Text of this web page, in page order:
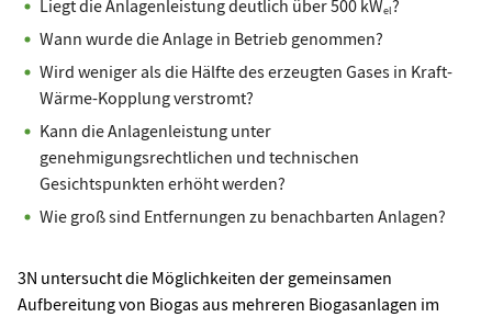
Liegt die Anlagenleistung deutlich über 500 kWel?
Wann wurde die Anlage in Betrieb genommen?
Wird weniger als die Hälfte des erzeugten Gases in Kraft-
Wärme-Kopplung verstromt?
Kann die Anlagenleistung unter
genehmigungsrechtlichen und technischen
Gesichtspunkten erhöht werden?
Wie groß sind Entfernungen zu benachbarten Anlagen?
3N untersucht die Möglichkeiten der gemeinsamen
Aufbereitung von Biogas aus mehreren Biogasanlagen im